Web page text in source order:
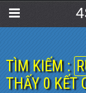
TÌM KIẾM :
THẤY 0 KẾT